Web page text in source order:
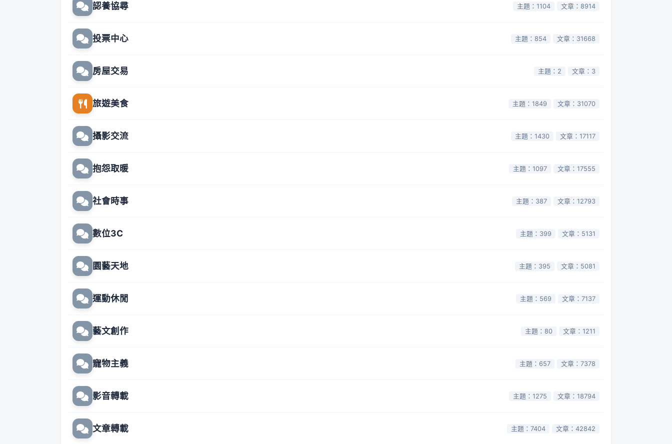
認養協尋 主題：1104 文章：8914
投票中心 主題：854 文章：31668
房屋交易 主題：2 文章：3
旅遊美食 主題：1849 文章：31070
攝影交流 主題：1430 文章：17117
抱怨取暖 主題：1097 文章：17555
社會時事 主題：387 文章：12793
數位3C 主題：399 文章：5131
園藝天地 主題：395 文章：5081
運動休閒 主題：569 文章：7137
藝文創作 主題：80 文章：1211
寵物主義 主題：657 文章：7378
影音轉載 主題：1275 文章：18794
文章轉載 主題：7404 文章：42842